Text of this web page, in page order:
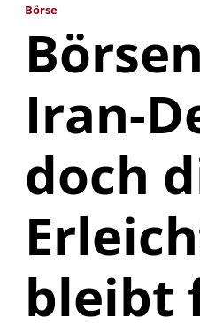
Börse
Iran-
doch
bleibt